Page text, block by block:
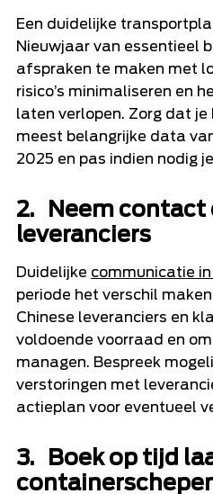
Een duidelijke
Nieuwjaar van essentieel
afspraken te maken met
risico’s minimaliseren en
laten verlopen. Zorg dat
meest belangrijke data
2025 en pas indien nodig
2. Neem contact
leveranciers
Duidelijke communicatie in
periode het verschil
Chinese leveranciers en
voldoende voorraad en
managen. Bespreek
verstoringen met
actieplan voor eventueel
3. Boek op tijd